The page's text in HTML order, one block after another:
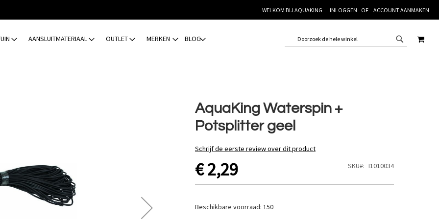
WELKOM BIJ AQUAKING INLOGGEN ACCOUNT AANMAKEN
AANSLUITMATERIAAL OUTLET MERKEN BLOG
AquaKing Waterspin +
Potsplitter geel
Schrijf de eerste review over dit product
€ 2,29 SKU I1010034
Beschikbare voorraad: 150